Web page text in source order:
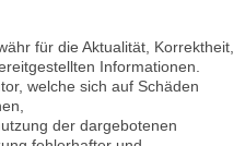
für die Aktualität, Korrektheit,
Informationen.
welche sich auf Schäden
der dargebotenen